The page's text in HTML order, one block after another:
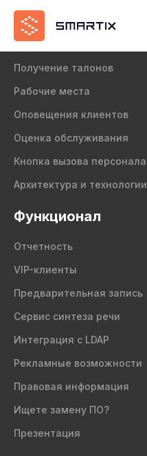
Продукт
Получение талонов
Рабочие места
Оповещения клиентов
Оценка обслуживания
Кнопка вызова персонала
Архитектура и технологии
Функционал
Отчетность
VIP-клиенты
Предварительная запись
Сервис синтеза речи
Интеграция с LDAP
Рекламные возможности
Правовая информация
Ищете замену ПО?
Презентация